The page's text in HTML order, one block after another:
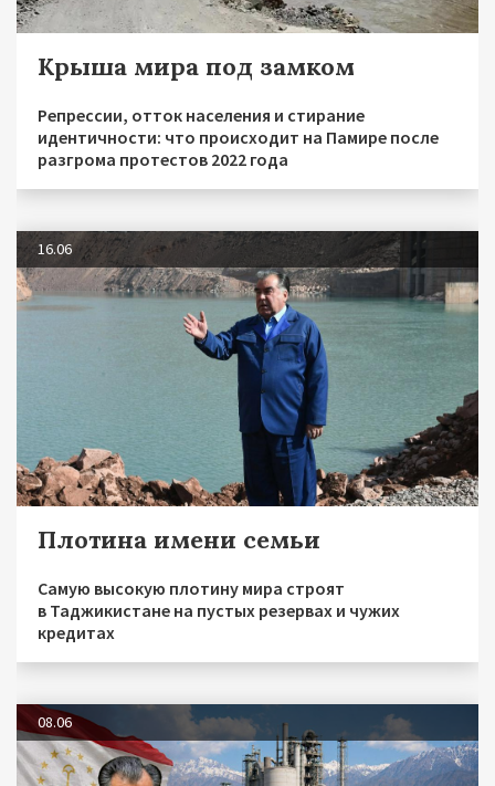
Крыша мира под замком
Репрессии, отток населения и стирание
идентичности: что происходит на Памире после
разгрома протестов 2022 года
16.06
Плотина имени семьи
Самую высокую плотину мира строят
в Таджикистане на пустых резервах и чужих
кредитах
08.06